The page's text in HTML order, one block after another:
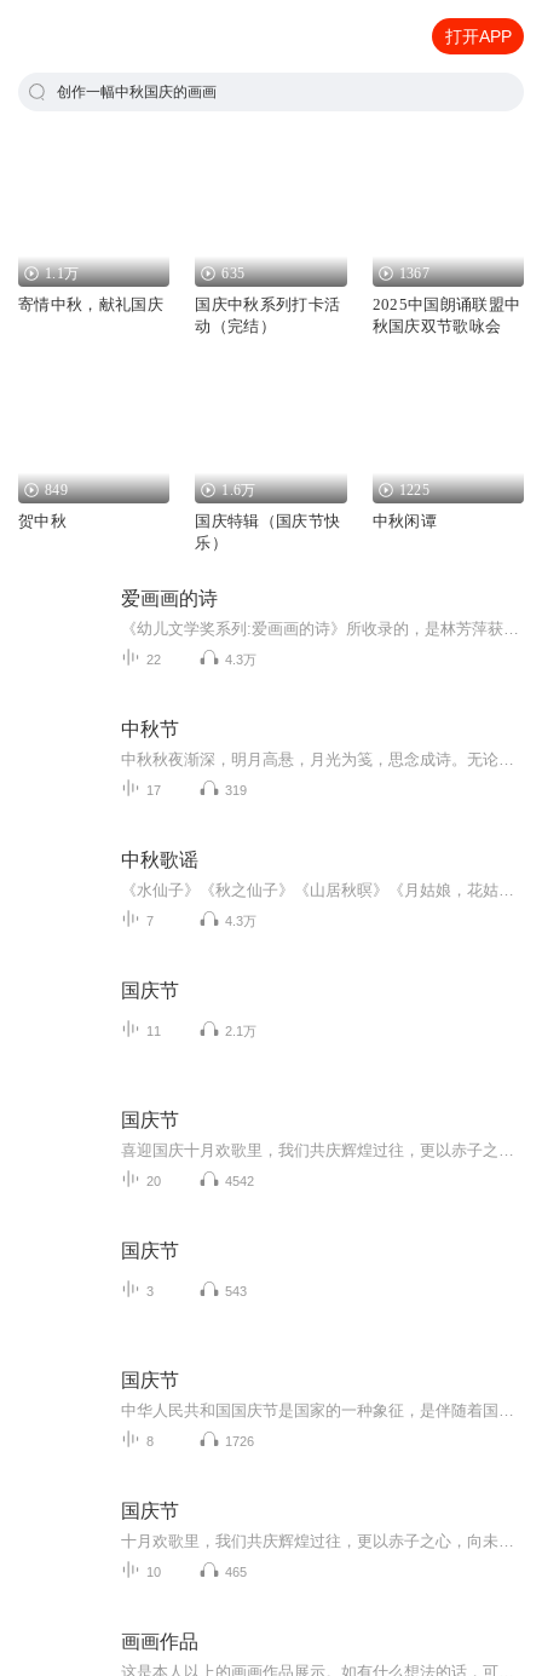
打开APP
创作一幅中秋国庆的画画
1.1万
寄情中秋，献礼国庆
635
国庆中秋系列打卡活
动（完结）
1367
2025中国朗诵联盟中
秋国庆双节歌咏会
849
贺中秋
1.6万
国庆特辑（国庆节快
乐）
1225
中秋闲谭
爱画画的诗
22 4.3万
中秋节
17 319
中秋歌谣
7 4.3万
国庆节
11 2.1万
国庆节
20 4542
国庆节
3 543
国庆节
8 1726
国庆节
10 465
画画作品